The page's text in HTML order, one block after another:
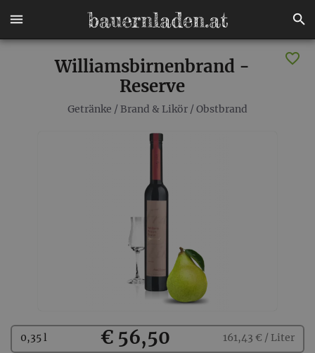
Williamsbirnenbrand -
Reserve
Getränke / Brand & Likör / Obstbrand
Kaufen
0,35 l € 56,50 161,43 € / Liter